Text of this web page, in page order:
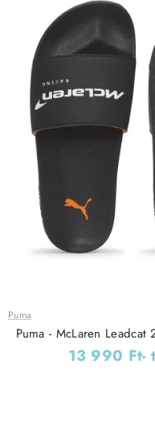
Leárazás
Puma
Puma - McLaren
13 990 Ft-